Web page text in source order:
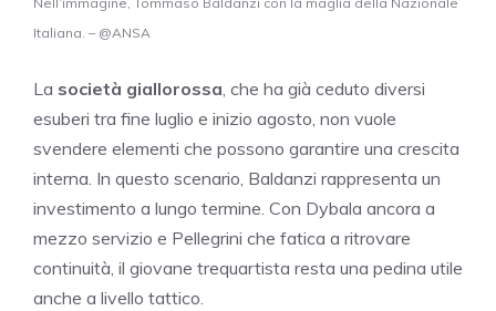
Italiana. – @ANSA
La società giallorossa, che ha già ceduto diversi
esuberi tra fine luglio e inizio agosto, non vuole
svendere elementi che possono garantire una crescita
interna. In questo scenario, Baldanzi rappresenta un
investimento a lungo termine. Con Dybala ancora a
mezzo servizio e Pellegrini che fatica a ritrovare
continuità, il giovane trequartista resta una pedina utile
anche a livello tattico.